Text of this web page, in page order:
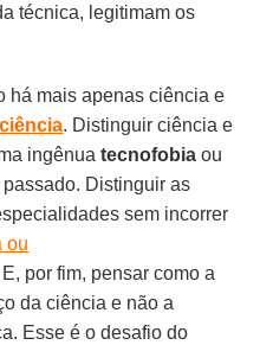
técnica, legitimam os
há mais apenas ciência e
. Distinguir ciência e
ingênuatecnofobia ou
Distinguir as
sem incorrer
ou
por fim, pensar como a
da ciência e não a
Esse é o desafio do